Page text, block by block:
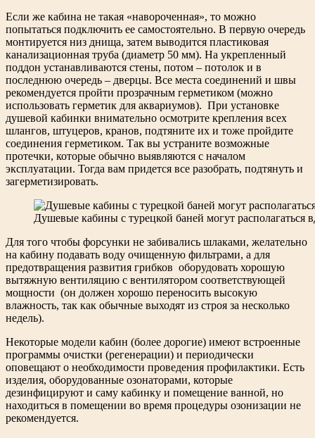
Если же кабина не такая «навороченная», то можно
попытаться подключить ее самостоятельно. В первую очередь
монтируется низ днища, затем выводится пластиковая
канализационная труба (диаметр 50 мм). На укрепленный
поддон устанавливаются стены, потом – потолок и в
последнюю очередь – дверцы. Все места соединений и швы
рекомендуется пройти прозрачным герметиком (можно
использовать герметик для аквариумов). При установке
душевой кабинки внимательно осмотрите крепления всех
шлангов, штуцеров, кранов, подтяните их и тоже пройдите
соединения герметиком. Так вы устраните возможные
протечки, которые обычно выявляются с началом
эксплуатации. Тогда вам придется все разобрать, подтянуть и
загерметизировать.
Душевые кабины с турецкой баней могут располагаться
Для того чтобы форсунки не забивались шлаками, желательно
на кабину подавать воду очищенную фильтрами, а для
предотвращения развития грибков оборудовать хорошую
вытяжную вентиляцию с вентилятором соответствующей
мощности (он должен хорошо переносить высокую
влажность, так как обычные выходят из строя за несколько
недель).
Некоторые модели кабин (более дорогие) имеют встроенные
программы очистки (регенерации) и периодически
оповещают о необходимости проведения профилактики. Есть
изделия, оборудованные озонаторами, которые
дезинфицируют и саму кабинку и помещение ванной, но
находиться в помещении во время процедуры озонизации не
рекомендуется.